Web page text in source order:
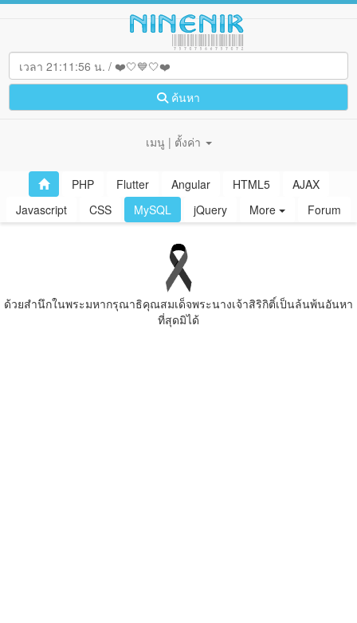
ค้นหา
เมนู | ตั้งค่า
PHP Flutter Angular HTML5
AJAX
Javascript
CSS MySQL jQuery More Forum
ด้วยสํานึกในพระมหากรุณาธิคุณสมเด็จพระนางเจ้าสิริกิติ์เป็นล้นพ้นอันหา
ที่สุดมิได้